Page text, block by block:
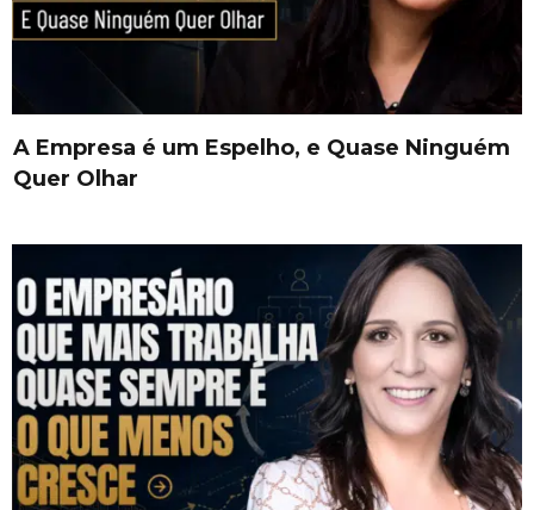
A Empresa é um Espelho, e Quase Ninguém
Quer Olhar